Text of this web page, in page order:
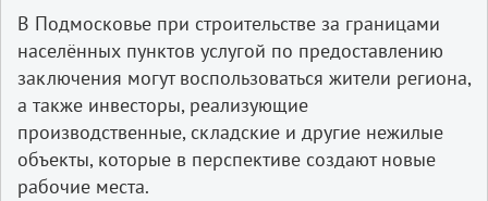
В Подмосковье при строительстве за границами
населённых пунктов услугой по предоставлению
заключения могут воспользоваться жители региона,
а также инвесторы, реализующие
производственные, складские и другие нежилые
объекты, которые в перспективе создают новые
рабочие места.